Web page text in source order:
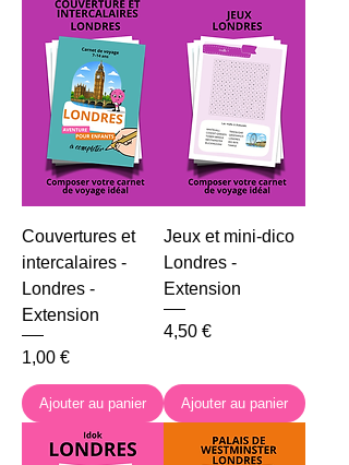
Couvertures et
intercalaires -
Londres -
Extension
Prix
1,00 €
Ajouter au panier
Jeux et mini-dico
Londres -
Extension
Prix
4,50 €
Ajouter au panier